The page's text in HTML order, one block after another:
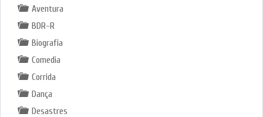
Aventura
BDR-R
Biografia
Comedia
Corrida
Dança
Desastres